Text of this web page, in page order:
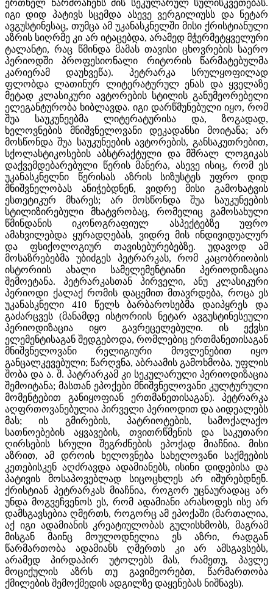
ერთხელ წარმოაჩენს მის სეკულარულ სულისკვეთებას.
იგი დიდ პატივს სცემდა ასევე ვერგილიუსს და ნეტარ
ავგუსტინესაც, თუმცა ამ უკანასკნელში მისი ქრისტიანული
აზრის სიღრმე კი არ იტაცებდა, არამედ მჭერმეტყველური
ტალანტი, რაც წმინდა მამას თავისი ცხოვრების საერო
პერიოდში პროფესიონალი რიტორის წარმატებულმა
კარიერამ დაუხვეწა). პეტრარკა სრულყოფილად
ფლობდა ლათინურ ლიტერატურულ ენას და ყველაზე
მეტად კლასიკური ავტორების სტილის განუმეორებელი
ელეგანტურობა ხიბლავდა. იგი დარწმუნებული იყო, რომ
შუა საუკუნეებმა ლიტერატურისა და, ზოგადად,
ხელოვნების მნიშვნელოვანი დეკადანსი მოიტანა; არ
მოსწონდა შუა საუკუნეების ავტორების, განსაკუთრებით,
სქოლასტიკოსების აბსტრაქტული და მშრალ ლოგიკას
დაქვემდებარებული წერის მანერა, ასევე ისიც, რომ ეს
უკანასკნელნი წერისას აზრის სიზუსტეს უფრო დიდ
მნიშვნელობას ანიჭებდნენ, ვიდრე მისი გამოხატვის
ესთეტიკურ მხარეს; არ მოსწონდა შუა საუკუნეების
სტილიზირებული მხატვრობაც, რომელიც გამოსახული
წმინდანის იკონოგრაფიულ ასპექტებზე უფრო
ამახვილებდა ყურადღებას, ვიდრე მის ინდივიდუალურ
და ფსიქოლოგიურ თავისებურებებზე. უდავოდ ამ
მოსაზრებებმა უბიძგეს პეტრარკას, რომ კაცობრიობის
ისტორიის ახალი სამელემენტიანი პერიოდიზაცია
შემოეტანა. პეტრარკასთან პირველი, ანუ კლასიკური
პერიოდი ქალაქ რომის დაცემით მთავრდება, როცა ეს
უკანასკნელი 410 წელს ბარბაროსებმა დაიპყრეს და
გაძარცვეს (მანამდე ისტორიის ნეტარ ავგუსტინესეული
პერიოდიზაცია იყო გავრეცელებული. ის ექვსი
ელემენტისაგან შედგებოდა, რომლებიც ერთმანეთისაგან
მნიშვნელოვანი რელიგიური მოვლენებით იყო
განცალკევებული; წარღვნა, აბრაამის გამოხმობა, უფლის
შობა და ა. შ. პატრარკამ კი სეკულარული პერიოდიზაცია
შემოიტანა; მასთან ეპოქები მნიშვნელოვანი კულტურული
მომენტებით განიყოფიან ერთმანეთისაგან). პეტრარკა
აღფრთოვანებულია პირველი პერიოდით და აიდეალებს
მას; ის გმირების, პატრიოტების, სამოქალაქო
სათნოებების აყვავების, თვითრწმენის და საკუთარი
ღირსების სრული შეგრძნების ეპოქად მიაჩნია. მისი
აზრით, ამ დროის ხელოვნება სახელოვანი საქმეების
კეთებისკენ აღძრავდა ადამიანებს, ისინი დიდებისა და
პატივის მოსაპოვებლად სიცოცხლეს არ იშურებდნენ.
ქრისტიან პეტრარკას მიაჩნია, როგორ უცნაურადაც არ
უნდა მოგვეჩვენოს ეს, რომ ადამიანი არასოდეს ისე არ
დამსგავსებია ღმერთს, როგორც ამ ეპოქაში (მართალია,
აქ იგი ადამიანის კრეატიულობას გულისხმობს, მაგრამ
მისგან მაინც მოულოდნელია ეს აზრი, რადგან
წარმართობა ადამიანს ღმერთს კი არ ამსგავსებს,
არამედ პირდაპირ უტოლებს მას, რამეთუ, პავლე
მოციქულის აზრს თუ გავიმეორებთ, წარმართობა
ქმილების შემოქმედის ადგილზე დაყენებას ნიშნავს).